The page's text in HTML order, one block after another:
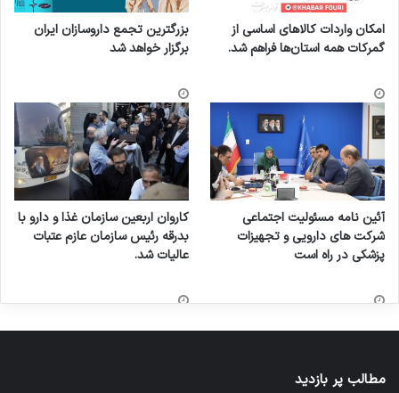
امکان واردات کالاهای اساسی از
گمرکات همه استان‌ها فراهم شد.
بزرگترین تجمع داروسازان ایران
برگزار خواهد شد
آئین نامه مسئولیت اجتماعی
شرکت های دارویی و تجهیزات
پزشکی در راه است
کاروان اربعین سازمان غذا و دارو با
بدرقه رئیس سازمان عازم عتبات
عالیات شد.
مطالب پر بازدید